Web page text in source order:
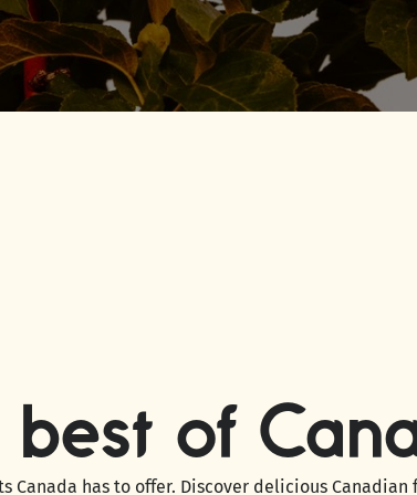
best of
Canada has to offer. Discover delicious Canadian